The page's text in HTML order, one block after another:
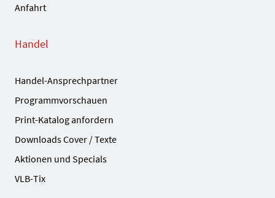
Anfahrt
Handel
Handel-Ansprechpartner
Programmvorschauen
Print-Katalog anfordern
Downloads Cover / Texte
Aktionen und Specials
VLB-Tix